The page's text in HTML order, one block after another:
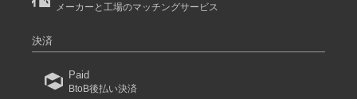
メーカーと工場のマッチングサービス
決済
Paid
BtoB後払い決済